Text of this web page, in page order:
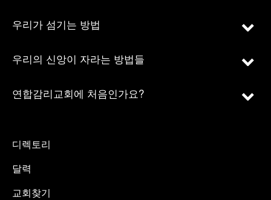
우리가 섬기는 방법
우리의 신앙이 자라는 방법들
연합감리교회에 처음인가요?
디렉토리
달력
교회찾기